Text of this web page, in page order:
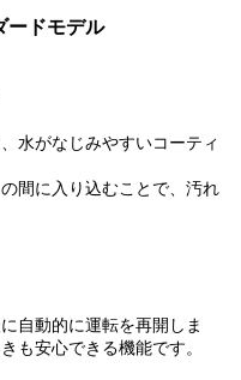
ードモデル
水がなじみやすいコーティ
間に入り込むことで、汚れ
自動的に運転を再開しま
も安心できる機能です。